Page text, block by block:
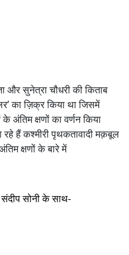
और सुनेत्रा चौधरी की किताब
का ज़िक्र किया था जिसमें
अंतिम क्षणों का वर्णन किया
हैं कश्मीरी पृथकतावादी मक़बूल
क्षणों के बारे में
सोनी के साथ-